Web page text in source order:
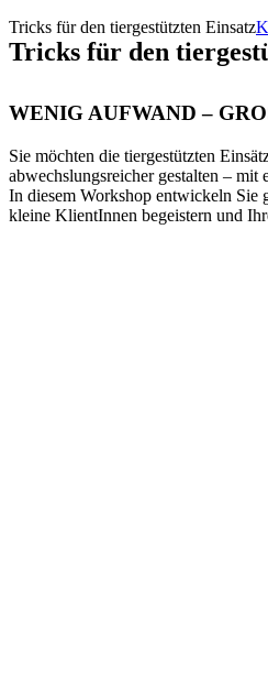
Tricks für den tiergestützten Einsatz
Tricks für den
WENIG AUFWAND –
Sie möchten die tiergestützten
abwechslungsreicher gestalten –
In diesem Workshop entwickeln Sie
kleine KlientInnen begeistern und